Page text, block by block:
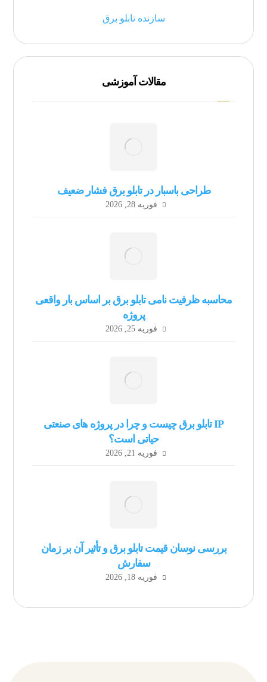
سازنده تابلو برق
مقالات آموزشی
طراحی باسبار در تابلو برق فشار ضعیف
فوریه 28, 2026
محاسبه ظرفیت نامی تابلو برق بر اساس بار واقعی
پروژه
فوریه 25, 2026
IP تابلو برق چیست و چرا در پروژه های صنعتی
حیاتی است؟
فوریه 21, 2026
بررسی نوسان قیمت تابلو برق و تأثیر آن بر زمان
سفارش
فوریه 18, 2026